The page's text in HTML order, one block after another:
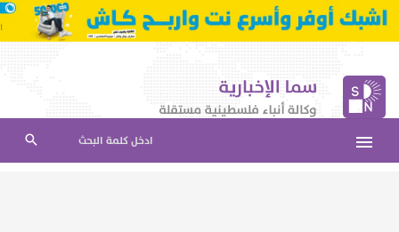
ادخل كلمة البحث